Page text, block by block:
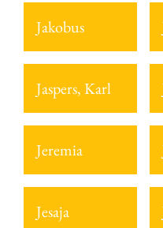
Jakobus
Jaspers, Karl
Jeremia
Jesaja